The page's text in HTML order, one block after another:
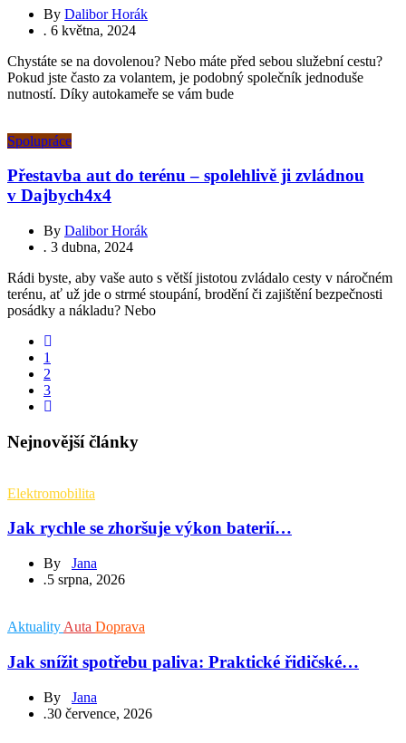
By Dalibor Horák
. 6 května, 2024
Chystáte se na dovolenou? Nebo máte před sebou služební cestu?
Pokud jste často za volantem, je podobný společník jednoduše
nutností. Díky autokameře se vám bude
Spolupráce
Přestavba aut do terénu – spolehlivě ji zvládnou
v Dajbych4x4
By Dalibor Horák
. 3 dubna, 2024
Rádi byste, aby vaše auto s větší jistotou zvládalo cesty v náročném
terénu, ať už jde o strmé stoupání, brodění či zajištění bezpečnosti
posádky a nákladu? Nebo
1
2
3
Nejnovější články
Elektromobilita
Jak rychle se zhoršuje výkon baterií…
By Jana
.5 srpna, 2026
Aktuality Auta Doprava
Jak snížit spotřebu paliva: Praktické řidičské…
By Jana
.30 července, 2026